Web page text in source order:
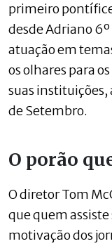
primeiro
desde Adriano
atuação em
os olhares para
suas instituições,
de Setembro.
O porão
O diretor Tom
que quem
motivação dos